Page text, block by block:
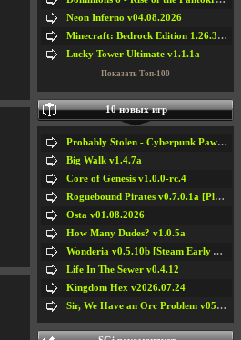
Neon Inferno v04.08.2026
Minecraft: Bedrock Edition 1.26.33.1a / + TLauncher v2.89
Lucky Tower Ultimate v1.1.1a
Показать Топ-100
10 новых игр
Probably Stolen - Cyberpunk Pawnshop Simulator v048c [Playtest]
Big Walk v1.4.7a
Core of Genesis v1.0.0-rc.4
Roguebound Pirates v0.7.0.1a [Playtest]
Osta v01.08.2026
How Many Dudes? v1.0.5a
Wonderia v0.5.10b [Steam Early Access]
Life In The Sewer v0.4.12
Kingdom Hex v2026.07.24
Sir, We Have an Orc Problem v05.08.2026